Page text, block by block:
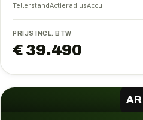
TellerstandActieradiusAccu
PRIJS INCL. BTW
€ 39.490
AR